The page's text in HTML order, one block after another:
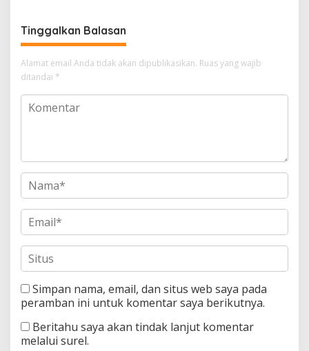
Tinggalkan Balasan
Alamat email Anda tidak akan dipublikasikan. Ruas yang wajib
ditandai *
Simpan nama, email, dan situs web saya pada
peramban ini untuk komentar saya berikutnya.
Beritahu saya akan tindak lanjut komentar
melalui surel.